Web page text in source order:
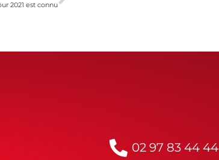
2021 est connu
02 97 83 44 44